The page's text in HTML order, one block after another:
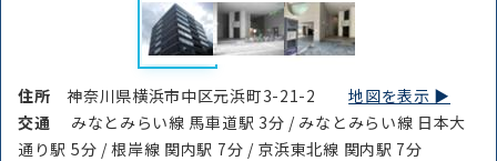
住所神奈川県横浜市中区元浜町3-21-2地図を表示 ▶︎
交通
みなとみらい線 馬車道駅 3分 / みなとみらい線 日本大
通り駅 5分 / 根岸線 関内駅 7分 / 京浜東北線 関内駅 7分